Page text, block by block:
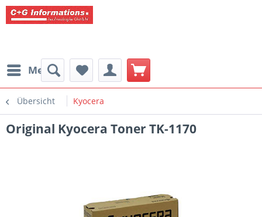
Menü
Übersicht Kyocera
Original Kyocera Toner TK-1170